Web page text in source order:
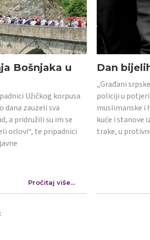
Bošnjaka u
Užičkog korpusa
dana zauzeli sva
a pridružili su im se
orlovi“, te pripadnici
Pročitaj više...
Dan
„Građani
policiji u
muslimanske i
kuće i stanove
trake, u